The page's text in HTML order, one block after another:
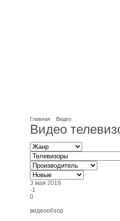
Главная Видео
Видео
3 мая 2019
-1
0
видеообзор